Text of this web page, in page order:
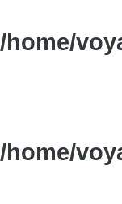
/home/
/home/